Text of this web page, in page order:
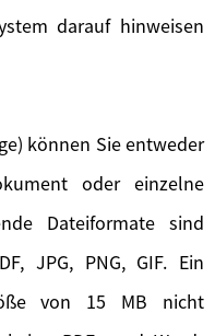
darauf hinweisen
können Sie entweder
oder einzelne
Dateiformate sind
JPG, PNG, GIF. Ein
von 15 MB nicht